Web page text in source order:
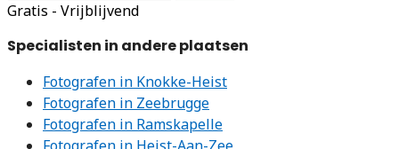
Gratis - Vrijblijvend
Specialisten in andere plaatsen
Fotografen in Knokke-Heist
Fotografen in Zeebrugge
Fotografen in Ramskapelle